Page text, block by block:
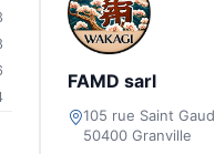
FAMD sarl
105 rue Saint Gaud
50400 Granville